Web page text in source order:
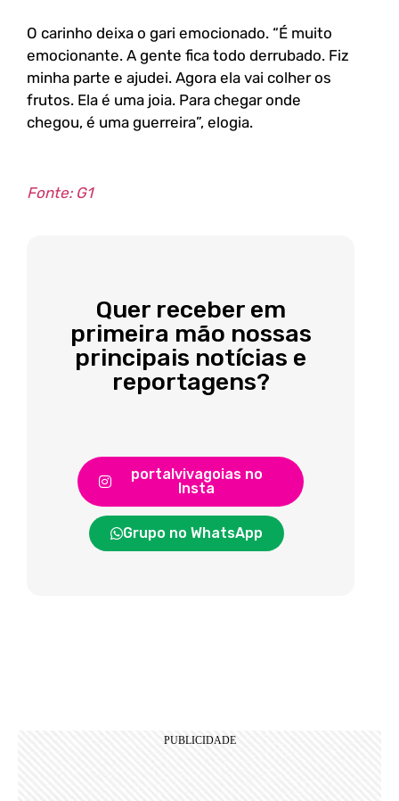
O carinho deixa o gari emocionado. “É muito
emocionante. A gente fica todo derrubado. Fiz
minha parte e ajudei. Agora ela vai colher os
frutos. Ela é uma joia. Para chegar onde
chegou, é uma guerreira”, elogia.
Fonte: G1
Quer receber em
primeira mão nossas
principais notícias e
reportagens?
portalvivagoias no
Insta
Grupo no WhatsApp